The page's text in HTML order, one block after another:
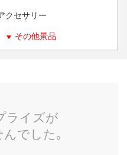
クセサリー
その他景品